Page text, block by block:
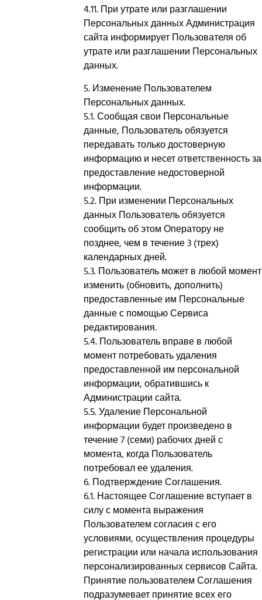
4.11. При утрате или разглашении
Персональных данных Администрация
сайта информирует Пользователя об
утрате или разглашении Персональных
данных.
5. Изменение Пользователем
Персональных данных.
5.1. Сообщая свои Персональные
данные, Пользователь обязуется
передавать только достоверную
информацию и несет ответственность за
предоставление недостоверной
информации.
5.2. При изменении Персональных
данных Пользователь обязуется
сообщить об этом Оператору не
позднее, чем в течение 3 (трех)
календарных дней.
5.3. Пользователь может в любой момент
изменить (обновить, дополнить)
предоставленные им Персональные
данные с помощью Сервиса
редактирования.
5.4. Пользователь вправе в любой
момент потребовать удаления
предоставленной им персональной
информации, обратившись к
Администрации сайта.
5.5. Удаление Персональной
информации будет произведено в
течение 7 (семи) рабочих дней с
момента, когда Пользователь
потребовал ее удаления.
6. Подтверждение Соглашения.
6.1. Настоящее Соглашение вступает в
силу с момента выражения
Пользователем согласия с его
условиями, осуществления процедуры
регистрации или начала использования
персонализированных сервисов Сайта.
Принятие пользователем Соглашения
подразумевает принятие всех его